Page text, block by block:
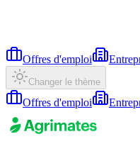
Offres d'emploi
Changer le thème
Offres d'emploi